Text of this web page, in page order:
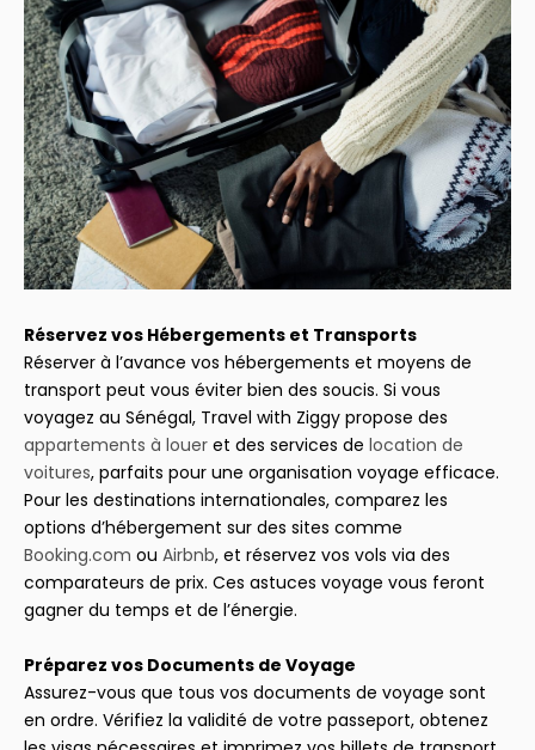
Réservez vos Hébergements et Transports
Réserver à l’avance vos hébergements et moyens de
transport peut vous éviter bien des soucis. Si vous
voyagez au Sénégal, Travel with Ziggy propose des
appartements à louer et des services de location de
voitures, parfaits pour une organisation voyage efficace.
Pour les destinations internationales, comparez les
options d’hébergement sur des sites comme
Booking.com ou Airbnb, et réservez vos vols via des
comparateurs de prix. Ces astuces voyage vous feront
gagner du temps et de l’énergie.
Préparez vos Documents de Voyage
Assurez-vous que tous vos documents de voyage sont
en ordre. Vérifiez la validité de votre passeport, obtenez